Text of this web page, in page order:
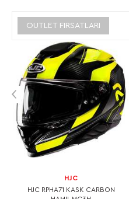
OUTLET FIRSATLARI
HJC
HJC RPHA71 KASK CARBON